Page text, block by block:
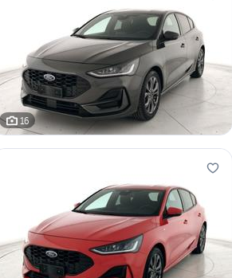
16